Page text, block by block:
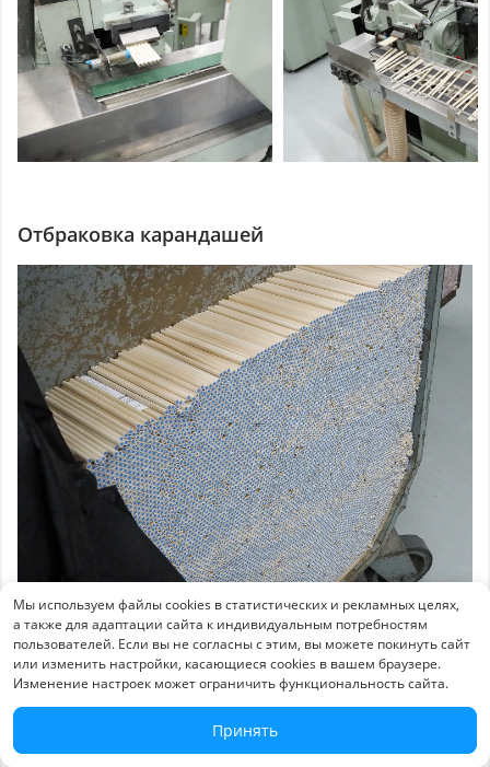
Отбраковка карандашей
Рядом с предыдущим станком стоят столы
сортировщиц. Они вручную перебирают
получившиеся карандаши, сортируя хорошие
Мы используем файлы cookies в статистических и рекламных целях,
а также для адаптации сайта к индивидуальным потребностям
пользователей. Если вы не согласны с этим, вы можете покинуть сайт
или изменить настройки, касающиеся cookies в вашем браузере.
Изменение настроек может ограничить функциональность сайта.
Принять